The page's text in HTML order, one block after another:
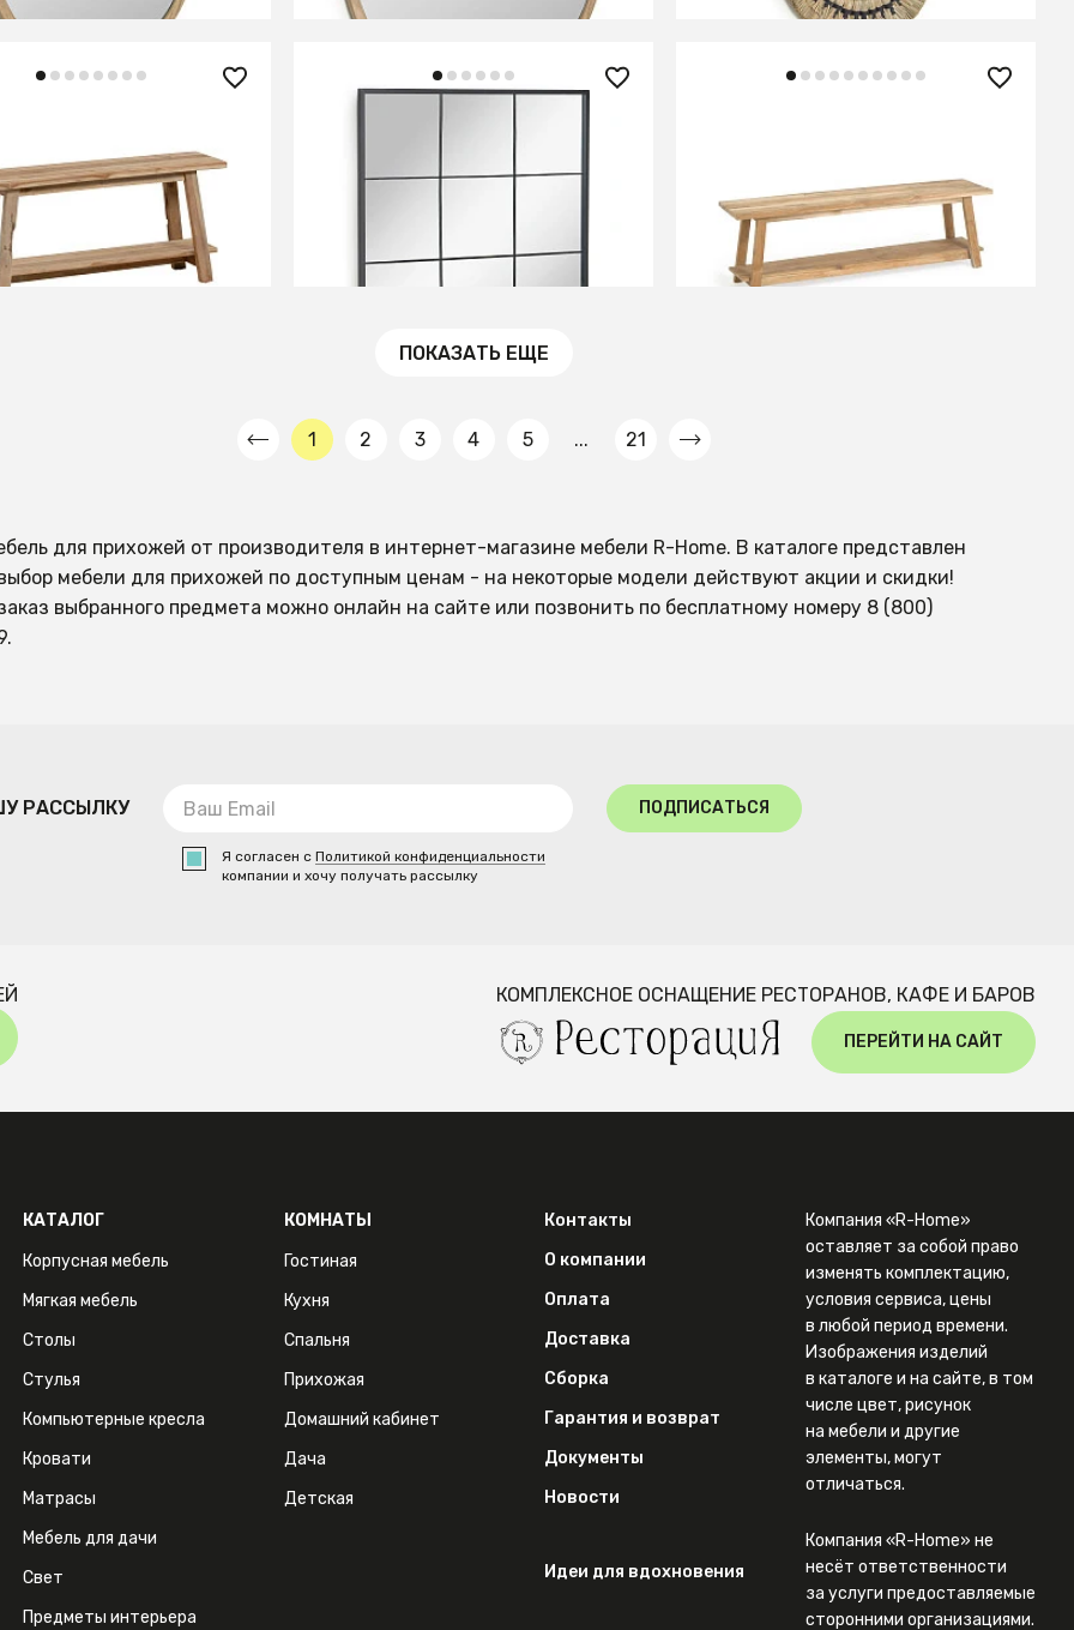
Safara 100 cm
О ПОСТУПЛЕНИИ
отсутствует
металлическое 80 x 80 см
переработанного тика 150 см
В КОРЗИНУ
ПОКАЗАТЬ ЕЩЕ
1 2 3 4 5 ... 21
для прихожей от производителя в интернет-магазине мебели R-Home. В каталоге представлен
мебели для прихожей по доступным ценам - на некоторые модели действуют акции и скидки!
выбранного предмета можно онлайн на сайте или позвонить по бесплатному номеру 8 (800)
РАССЫЛКУ
Я согласен с Политикой конфиденциальности
компании и хочу получать рассылку
ПОДПИСАТЬСЯ
КОМПЛЕКСНОЕ ОСНАЩЕНИЕ РЕСТОРАНОВ, КАФЕ И БАРОВ
ПЕРЕЙТИ НА САЙТ
КАТАЛОГ
Корпусная мебель
Мягкая мебель
Столы
Стулья
Компьютерные кресла
Кровати
Матрасы
Мебель для дачи
Свет
Предметы интерьера
КОМНАТЫ
Гостиная
Кухня
Спальня
Прихожая
Домашний кабинет
Дача
Детская
Контакты
О компании
Оплата
Доставка
Сборка
Гарантия и возврат
Документы
Новости
Идеи для вдохновения
Компания «R-Home»
оставляет за собой право
изменять комплектацию,
условия сервиса, цены
в любой период времени.
Изображения изделий
в каталоге и на сайте, в том
числе цвет, рисунок
на мебели и другие
элементы, могут
отличаться.
Компания «R-Home» не
несёт ответственности
за услуги предоставляемые
сторонними организациями.